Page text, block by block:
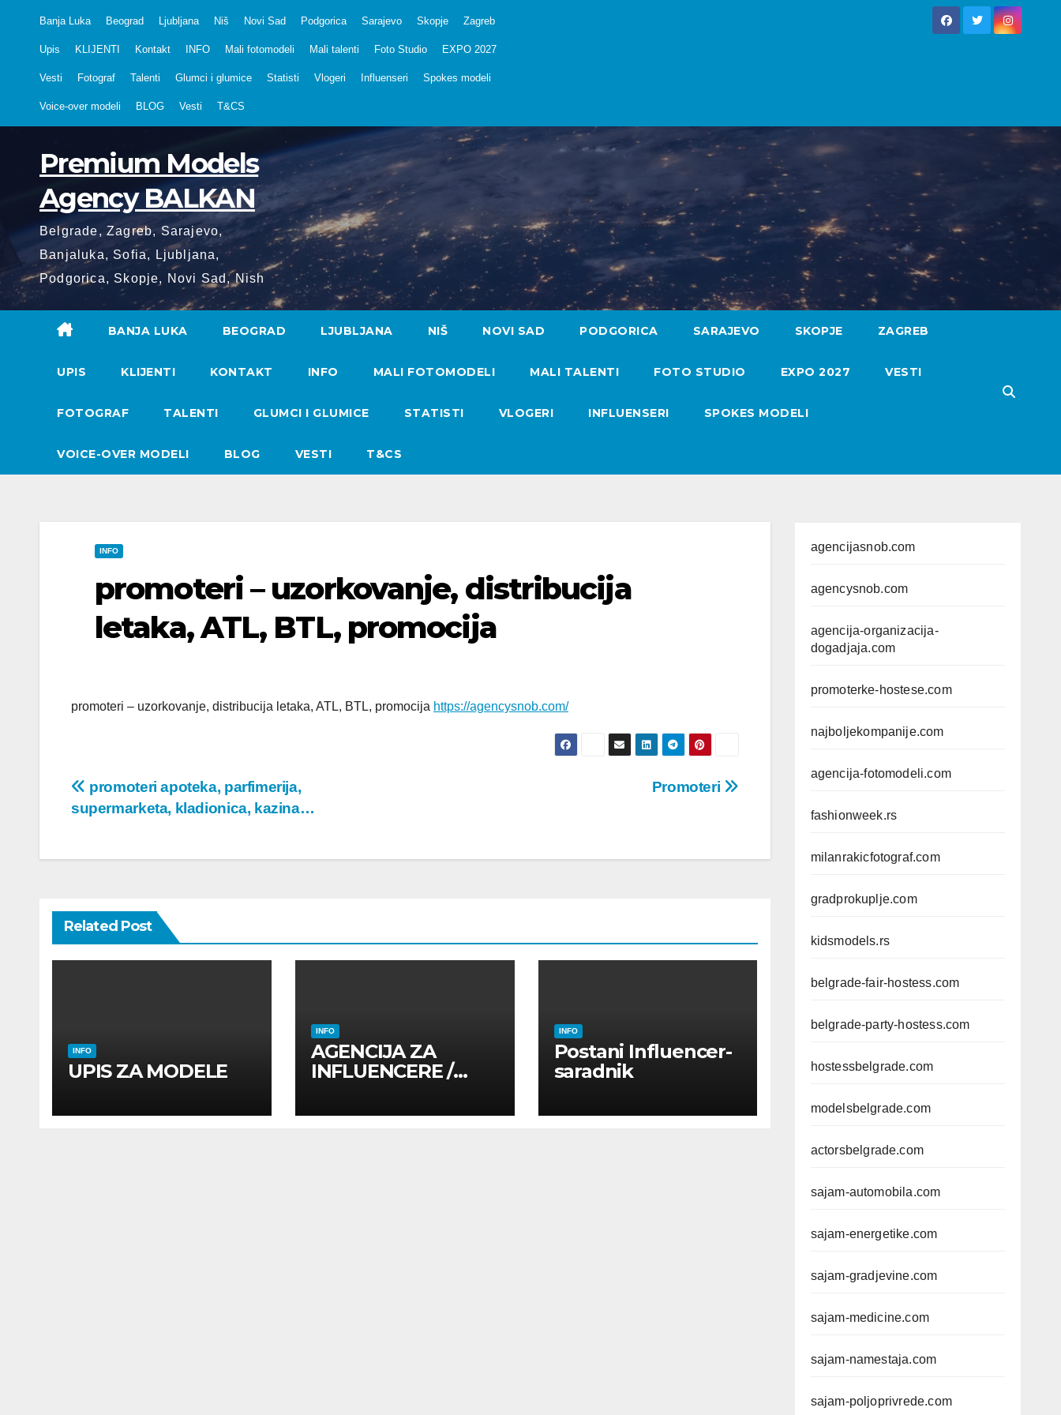
Banja Luka Beograd Ljubljana Niš Novi Sad Podgorica Sarajevo Skopje Zagreb
Upis KLIJENTI Kontakt INFO Mali fotomodeli Mali talenti Foto Studio EXPO 2027
Vesti Fotograf Talenti Glumci i glumice Statisti Vlogeri Influenseri Spokes modeli
Voice-over modeli BLOG Vesti T&CS
Premium Models
Agency BALKAN
Belgrade, Zagreb, Sarajevo,
Banjaluka, Sofia, Ljubljana,
Podgorica, Skopje, Novi Sad, Nish
BANJA LUKA BEOGRAD LJUBLJANA NIŠ NOVI SAD PODGORICA SARAJEVO SKOPJE ZAGREB
UPIS KLIJENTI KONTAKT INFO MALI FOTOMODELI MALI TALENTI FOTO STUDIO EXPO 2027 VESTI
FOTOGRAF TALENTI GLUMCI I GLUMICE STATISTI VLOGERI INFLUENSERI SPOKES MODELI
VOICE-OVER MODELI BLOG VESTI T&CS
INFO
promoteri – uzorkovanje, distribucija
letaka, ATL, BTL, promocija
promoteri – uzorkovanje, distribucija letaka, ATL, BTL, promocija https://agencysnob.com/
Post
navigation
Promoteri
promoteri apoteka, parfimerija,
supermarketa, kladionica, kazina…
Related Post
INFO
UPIS ZA MODELE
INFO
AGENCIJA ZA
INFLUENCERE /
UTICAJNE OSOBE
INFO
Postani Influencer-
saradnik
agencijasnob.com
agencysnob.com
agencija-organizacija-
dogadjaja.com
promoterke-hostese.com
najboljekompanije.com
agencija-fotomodeli.com
fashionweek.rs
milanrakicfotograf.com
gradprokuplje.com
kidsmodels.rs
belgrade-fair-hostess.com
belgrade-party-hostess.com
hostessbelgrade.com
modelsbelgrade.com
actorsbelgrade.com
sajam-automobila.com
sajam-energetike.com
sajam-gradjevine.com
sajam-medicine.com
sajam-namestaja.com
sajam-poljoprivrede.com